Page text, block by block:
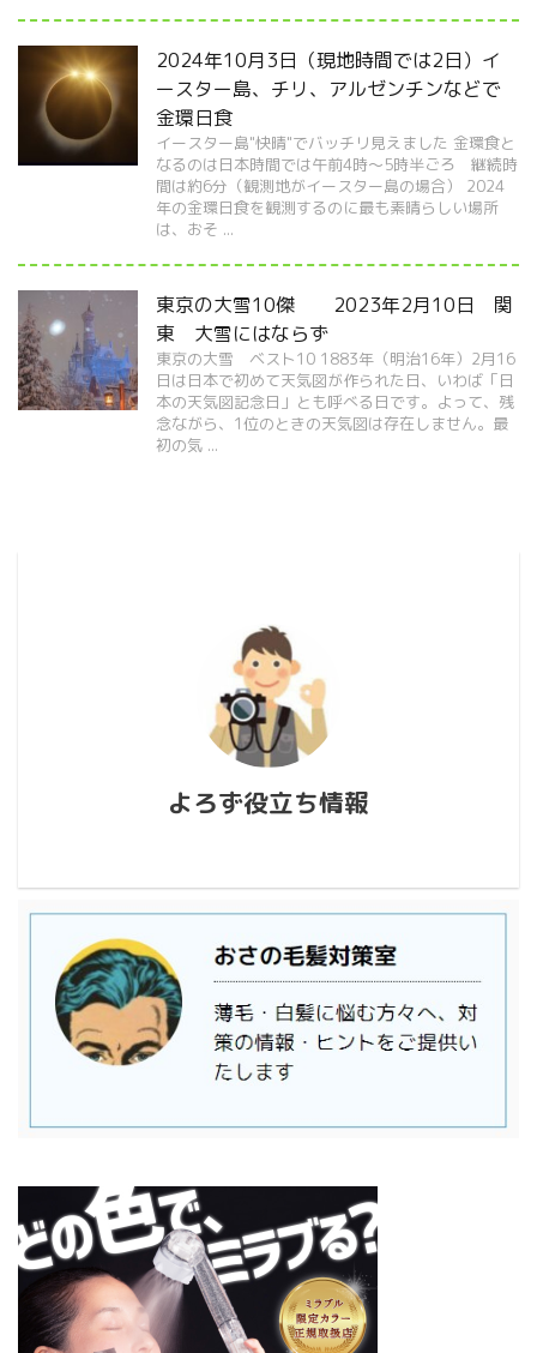
2024年10月3日（現地時間では2日）イ
ースター島、チリ、アルゼンチンなどで
金環日食
イースター島"快晴"でバッチリ見えました 金環食と
なるのは日本時間では午前4時～5時半ごろ 継続時
間は約6分（観測地がイースター島の場合） 2024
年の金環日食を観測するのに最も素晴らしい場所
は、おそ ...
東京の大雪10傑 2023年2月10日 関
東 大雪にはならず
東京の大雪 ベスト10 1883年（明治16年）2月16
日は日本で初めて天気図が作られた日、いわば「日
本の天気図記念日」とも呼べる日です。よって、残
念ながら、1位のときの天気図は存在しません。最
初の気 ...
よろず役立ち情報